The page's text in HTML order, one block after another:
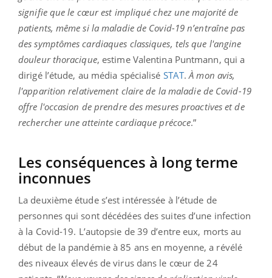
signifie que le cœur est impliqué chez une majorité de
patients, même si la maladie de Covid-19 n’entraîne pas
des symptômes cardiaques classiques, tels que l'angine
douleur thoracique, estime Valentina Puntmann, qui a
dirigé l’étude, au média spécialisé STAT.À mon avis,
l'apparition relativement claire de la maladie de Covid-19
offre l'occasion de prendre des mesures proactives et de
rechercher une atteinte cardiaque précoce.”
Les conséquences à long terme
inconnues
La deuxième étude s’est intéressée à l’étude de
personnes qui sont décédées des suites d’une infection
à la Covid-19. L’autopsie de 39 d’entre eux, morts au
début de la pandémie à 85 ans en moyenne, a révélé
des niveaux élevés de virus dans le cœur de 24